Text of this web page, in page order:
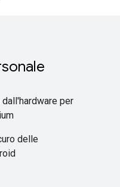
per
delle